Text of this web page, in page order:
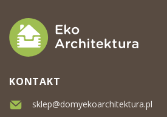
KONTAKT
sklep@domyekoarchitektura.pl